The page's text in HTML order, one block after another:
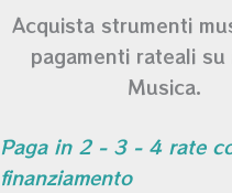
Acquista strumenti
pagamenti rateali
Musica.
Paga in 2 - 3 - 4 rate
finanziamento